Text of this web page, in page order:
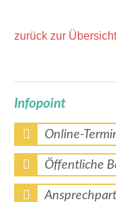
zurück zur Übersicht
Infopoint
Online-
Öffentliche